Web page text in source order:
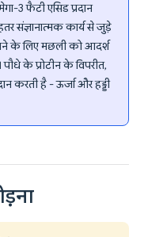
3 फैटी एसिड प्रदान
संज्ञानात्मक कार्य से जुड़े
के लिए मछली को आदर्श
के प्रोटीन के विपरीत,
करती है - ऊर्जा और हड्डी